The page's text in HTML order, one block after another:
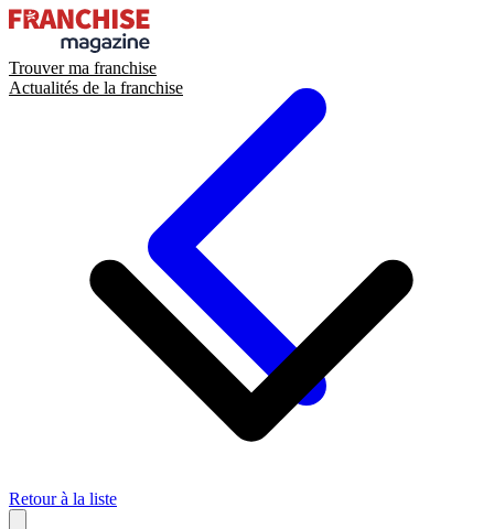
Trouver ma franchise
Actualités de la franchise
Retour à la liste